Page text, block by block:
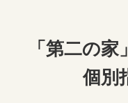
「第二の
個別